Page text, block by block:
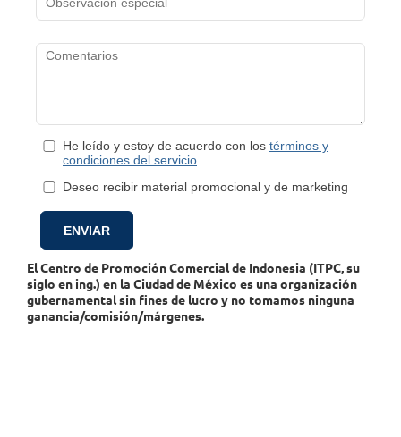
He leído y estoy de acuerdo con los términos y
condiciones del servicio
Deseo recibir material promocional y de marketing
El Centro de Promoción Comercial de Indonesia (ITPC, su
siglo en ing.) en la Ciudad de México es una organización
gubernamental sin fines de lucro y no tomamos ninguna
ganancia/comisión/márgenes.